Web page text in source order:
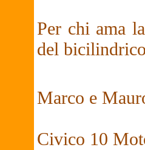
Per chi ama
del
Marco e
Civico 10